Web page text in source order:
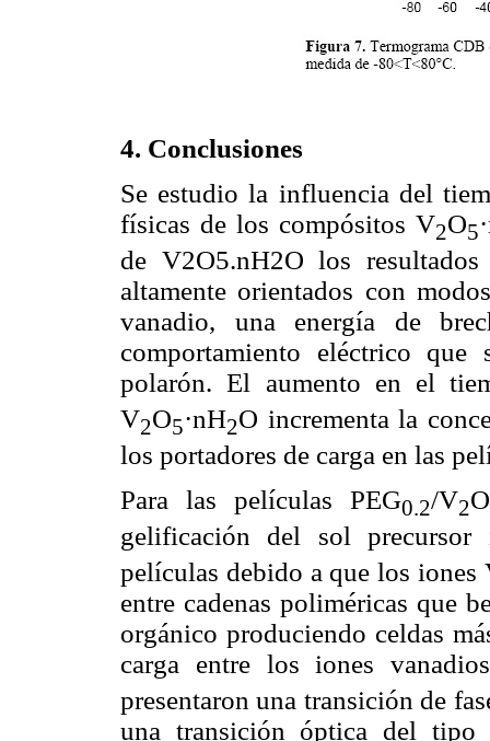
4. Conclusiones
Se estudio la influencia del
físicas de los compósitos V2O5
de V2O5.nH2O los
altamente orientados con
vanadio, una energía de
comportamiento eléctrico
polarón. El aumento en el
V2O5·nH2O incrementa la
los portadores de carga en las
Para las películas PEG0.2/V2O
gelificación del sol precursor
películas debido a que los iones
entre cadenas poliméricas que
orgánico produciendo celdas
carga entre los iones
presentaron una transición de
una transición óptica del tipo